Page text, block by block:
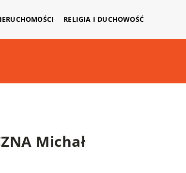
RELIGIA I DUCHOWOŚĆ
Michał